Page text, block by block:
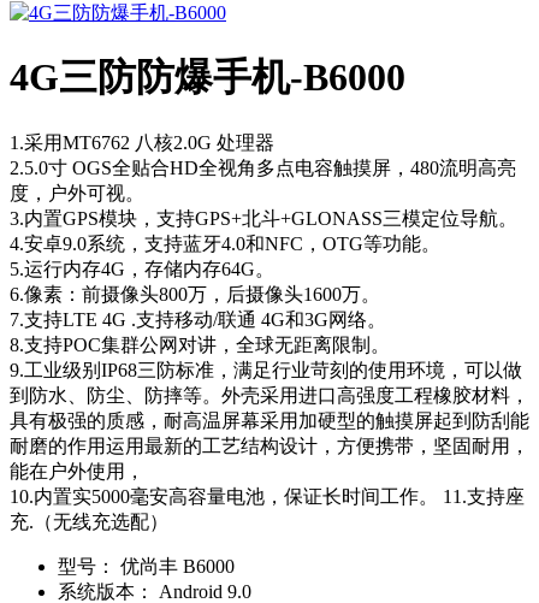
4G三防防爆手机-B6000
1.采用MT6762 八核2.0G 处理器
2.5.0寸 OGS全贴合HD全视角多点电容触摸屏，480流明高亮
度，户外可视。
3.内置GPS模块，支持GPS+北斗+GLONASS三模定位导航。
4.安卓9.0系统，支持蓝牙4.0和NFC，OTG等功能。
5.运行内存4G，存储内存64G。
6.像素：前摄像头800万，后摄像头1600万。
7.支持LTE 4G .支持移动/联通 4G和3G网络。
8.支持POC集群公网对讲，全球无距离限制。
9.工业级别IP68三防标准，满足行业苛刻的使用环境，可以做
到防水、防尘、防摔等。外壳采用进口高强度工程橡胶材料，
具有极强的质感，耐高温屏幕采用加硬型的触摸屏起到防刮能
耐磨的作用运用最新的工艺结构设计，方便携带，坚固耐用，
能在户外使用，
10.内置实5000毫安高容量电池，保证长时间工作。 11.支持座
充.（无线充选配）
型号：
优尚丰 B6000
系统版本：
Android 9.0